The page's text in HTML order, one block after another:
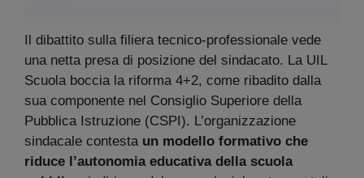
Il dibattito sulla filiera tecnico-professionale vede
una netta presa di posizione del sindacato. La UIL
Scuola boccia la riforma 4+2, come ribadito dalla
sua componente nel Consiglio Superiore della
Pubblica Istruzione (CSPI). L’organizzazione
sindacale contesta un modello formativo che
riduce l’autonomia educativa della scuola